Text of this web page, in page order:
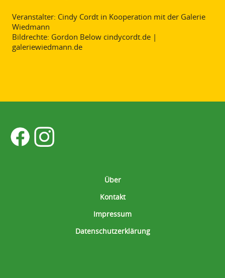
Veranstalter: Cindy Cordt in Kooperation mit der Galerie
Wiedmann
Bildrechte: Gordon Below cindycordt.de |
galeriewiedmann.de
Über
Kontakt
Impressum
Datenschutzerklärung